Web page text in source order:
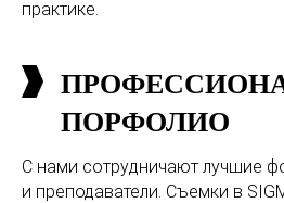
практике.
ПОРФОЛИО
С нами сотрудничают лучшие
и преподаватели. Съемки в